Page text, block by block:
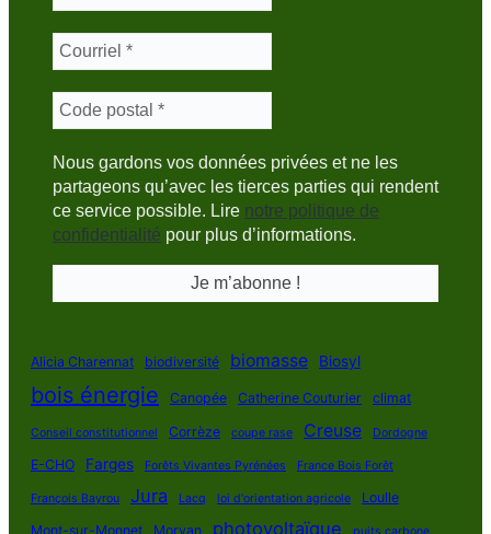
Nous gardons vos données privées et ne les
partageons qu’avec les tierces parties qui rendent
ce service possible. Lire notre politique de
confidentialité pour plus d’informations.
Alicia Charennat biodiversité biomasse Biosyl
bois énergie Canopée Catherine Couturier climat
Conseil constitutionnel Corrèze coupe rase Creuse Dordogne
E-CHO Farges Forêts Vivantes Pyrénées France Bois Forêt
François Bayrou Jura Lacq loi d'orientation agricole
Loulle
Mont-sur-Monnet
Morvan photovoltaïque